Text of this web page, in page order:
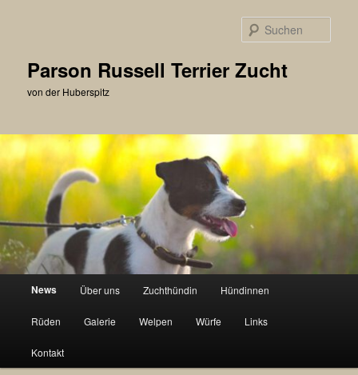
Parson Russell Terrier Zucht
von der Huberspitz
HauptmenüNews Über uns Zuchthündin Hündinnen
Rüden Galerie Welpen Würfe Links
Kontakt